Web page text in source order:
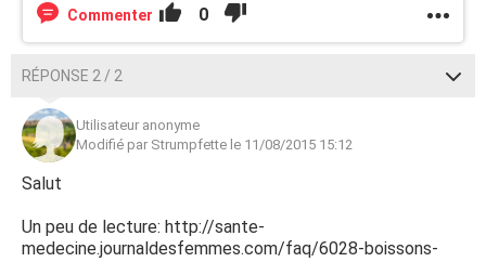
Commenter 0
RÉPONSE 2 / 2
Utilisateur anonyme
Modifié par Strumpfette le 11/08/2015 15:12
Salut
Un peu de lecture: http://sante-
medecine.journaldesfemmes.com/faq/6028-boissons-